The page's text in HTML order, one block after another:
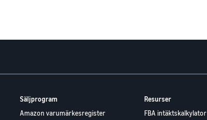
Säljprogram
Amazon varumärkesregister
Resurser
FBA intäktskalkylator